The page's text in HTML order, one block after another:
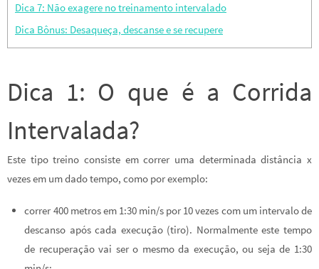
Dica 7: Não exagere no treinamento intervalado
Dica Bônus: Desaqueça, descanse e se recupere
Dica 1: O que é a Corrida
Intervalada?
Este tipo treino consiste em correr uma determinada distância x
vezes em um dado tempo, como por exemplo:
correr 400 metros em 1:30 min/s por 10 vezes com um intervalo de
descanso após cada execução (tiro). Normalmente este tempo
de recuperação vai ser o mesmo da execução, ou seja de 1:30